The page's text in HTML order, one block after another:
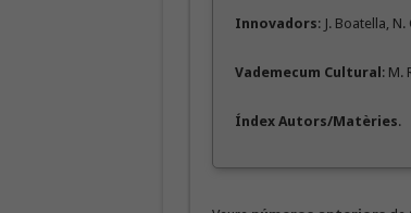
Innovadors: J. Boatella,
Vademecum Cultural : M.
Índex Autors/Matèries.